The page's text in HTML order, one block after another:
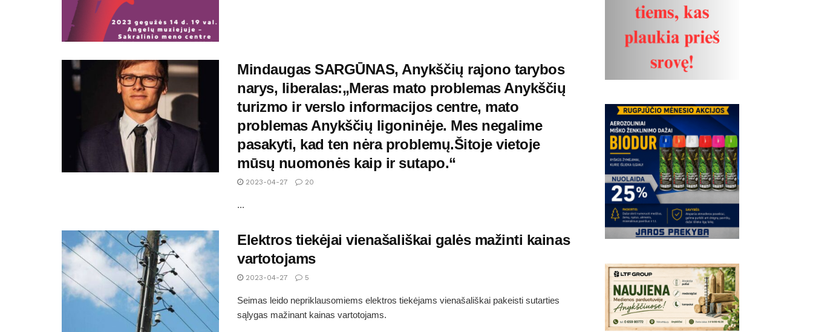
Mindaugas SARGŪNAS, Anykščių rajono tarybos
narys, liberalas:„Meras mato problemas Anykščių
turizmo ir verslo informacijos centre, mato
problemas Anykščių ligoninėje. Mes negalime
pasakyti, kad ten nėra problemų.Šitoje vietoje
mūsų nuomonės kaip ir sutapo.“
2023-04-27 20
...
Elektros tiekėjai vienašališkai galės mažinti kainas
vartotojams
2023-04-27 5
Seimas leido nepriklausomiems elektros tiekėjams vienašališkai pakeisti sutarties
sąlygas mažinant kainas vartotojams.